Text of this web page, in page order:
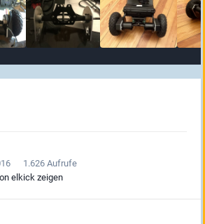
1.626 Aufrufe
elkick zeigen